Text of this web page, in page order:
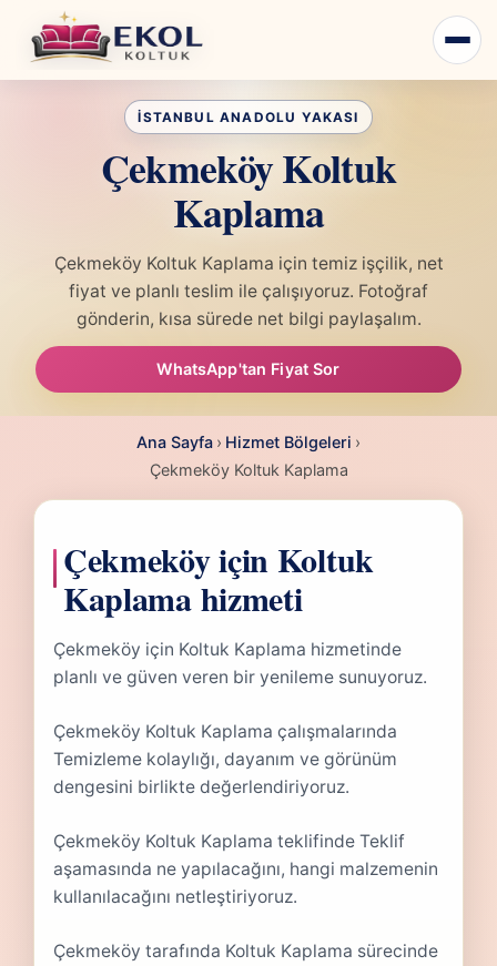
Çekmeköy Koltuk
Kaplama
Çekmeköy Koltuk Kaplama için temiz işçilik, net
fiyat ve planlı teslim ile çalışıyoruz. Fotoğraf
gönderin, kısa sürede net bilgi paylaşalım.
WhatsApp'tan Fiyat Sor
Ana Sayfa › Hizmet Bölgeleri ›
Çekmeköy Koltuk Kaplama
Çekmeköy için Koltuk
Kaplama hizmeti
Çekmeköy için Koltuk Kaplama hizmetinde
planlı ve güven veren bir yenileme sunuyoruz.
Çekmeköy Koltuk Kaplama çalışmalarında
Temizleme kolaylığı, dayanım ve görünüm
dengesini birlikte değerlendiriyoruz.
Çekmeköy Koltuk Kaplama teklifinde Teklif
aşamasında ne yapılacağını, hangi malzemenin
kullanılacağını netleştiriyoruz.
Çekmeköy tarafında Koltuk Kaplama sürecinde